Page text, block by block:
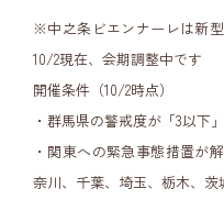
※中之条ビエンナーレは新
10/2現在、会期調整中です
開催条件（10/2時点）
・群馬県の警戒度が「3以下
・関東への緊急事態措置が
奈川、千葉、埼玉、栃木、茨